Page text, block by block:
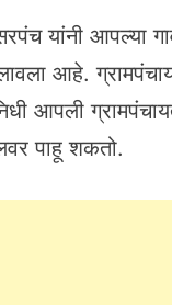
यांनी आपल्या
लावला आहे.
आपली
पाहू शकतो.